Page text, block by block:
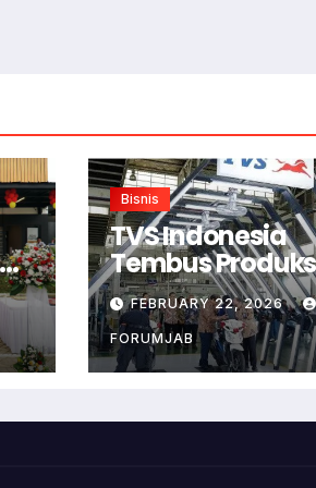
Bisnis
TVS Indonesia
Tembus
Juta Unit di
Karawang
FEBRUARY 22, 2026
FORUMJAB